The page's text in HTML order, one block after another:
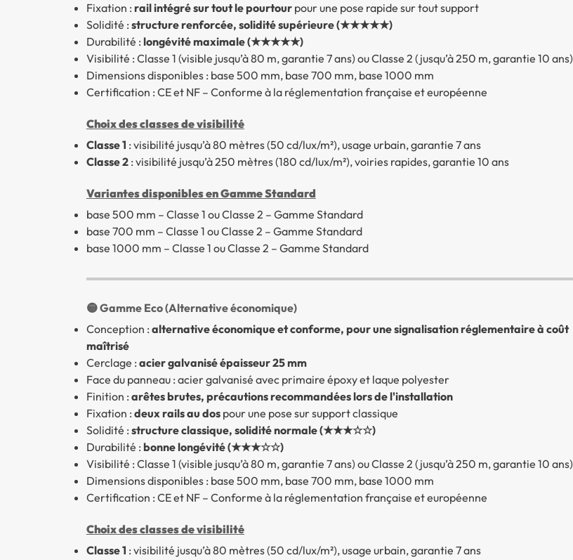
Fixation : rail intégré sur tout le pourtourpour une pose rapide sur tout support
Solidité : structure renforcée, solidité supérieure (★★★★★)
Durabilité : longévité maximale (★★★★★)
Visibilité : Classe 1 (visible jusqu’à 80 m, garantie 7 ans) ou Classe 2 (jusqu’à 250 m, garantie 10 ans)
Dimensions disponibles : base 500 mm, base 700 mm, base 1000 mm
Certification : CE et NF – Conforme à la réglementation française et européenne
Choix des classes de visibilité
Classe 1 : visibilité jusqu’à 80 mètres (50 cd/lux/m²), usage urbain, garantie 7 ans
Classe 2: visibilité jusqu’à 250 mètres (180 cd/lux/m²), voiries rapides, garantie 10 ans
Variantes disponibles en Gamme Standard
base 500 mm – Classe 1 ou Classe 2 – Gamme Standard
base 700 mm – Classe 1 ou Classe 2 – Gamme Standard
base 1000 mm – Classe 1 ou Classe 2 – Gamme Standard
🟡 Gamme Eco (Alternative économique)
Conception : alternative économique et conforme, pour une signalisation réglementaire à coût
maîtrisé
Cerclage : acier galvanisé épaisseur 25 mm
Face du panneau : acier galvanisé avec primaire époxy et laque polyester
Finition : arêtes brutes, précautions recommandées lors de l'installation
Fixation : deux rails au dospour une pose sur support classique
Solidité : structure classique, solidité normale (★★★☆☆)
Durabilité : bonne longévité (★★★☆☆)
Visibilité : Classe 1 (visible jusqu’à 80 m, garantie 7 ans) ou Classe 2 (jusqu’à 250 m, garantie 10 ans)
Dimensions disponibles : base 500 mm, base 700 mm, base 1000 mm
Certification : CE et NF – Conforme à la réglementation française et européenne
Choix des classes de visibilité
Classe 1 : visibilité jusqu’à 80 mètres (50 cd/lux/m²), usage urbain, garantie 7 ans